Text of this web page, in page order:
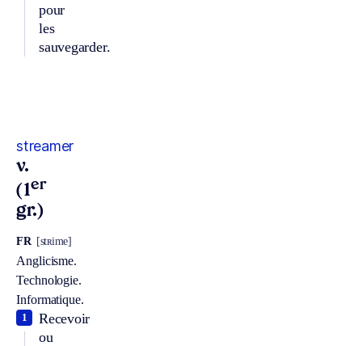
pour
les
sauvegarder.
streamer
v.
(1er
gr.)
FR [stʀime]
Anglicisme.
Technologie.
Informatique.
Recevoir
ou
1